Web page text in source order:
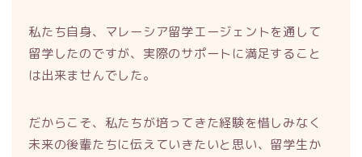
私たち自身、マレーシア留学エージェントを通して
留学したのですが、実際のサポートに満足すること
は出来ませんでした。
だからこそ、私たちが培ってきた経験を惜しみなく
未来の後輩たちに伝えていきたいと思い、留学生か